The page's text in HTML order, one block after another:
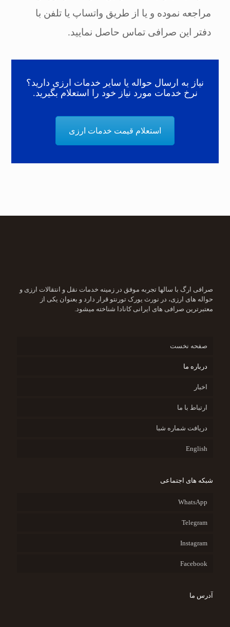
مراجعه نموده و یا از طریق واتساپ یا تلفن با
دفتر این صرافی تماس حاصل نمایید.
نیاز به ارسال حواله یا سایر خدمات ارزی دارید؟
نرخ خدمات مورد نیاز خود را استعلام بگیرید.
استعلام قیمت خدمات ارزی
صرافی ارگ با سالها تجربه موفق در زمینه خدمات نقل و انتقالات ارزی و
حواله های ارزی، در نورث یورک تورنتو قرار دارد و بعنوان یکی از
معتبرترین صرافی های ایرانی کانادا شناخته میشود.
صفحه نخست
درباره ما
اخبار
ارتباط با ما
دریافت شماره شبا
English
شبکه های اجتماعی
WhatsApp
Telegram
Instagram
Facebook
آدرس ما